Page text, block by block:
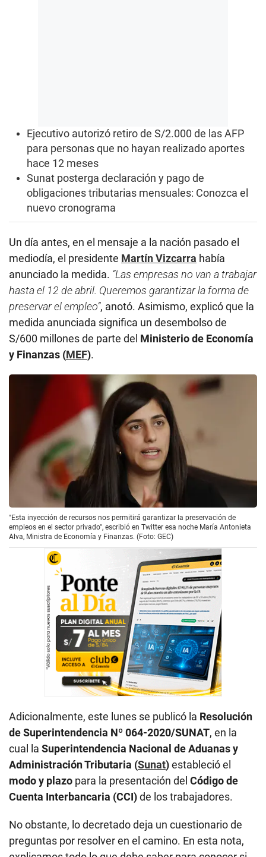
Ejecutivo autorizó retiro de S/2.000 de las AFP
para personas que no hayan realizado aportes
hace 12 meses
Sunat posterga declaración y pago de
obligaciones tributarias mensuales: Conozca el
nuevo cronograma
Un día antes, en el mensaje a la nación pasado el
mediodía, el presidente Martín Vizcarra había
anunciado la medida. “Las empresas no van a trabajar
hasta el 12 de abril. Queremos garantizar la forma de
preservar el empleo”, anotó. Asimismo, explicó que la
medida anunciada significa un desembolso de
S/600 millones de parte del Ministerio de Economía
y Finanzas (MEF).
"Esta inyección de recursos nos permitirá garantizar la preservación de
empleos en el sector privado", escribió en Twitter esa noche María Antonieta
Alva, Ministra de Economía y Finanzas. (Foto: GEC)
Adicionalmente, este lunes se publicó la Resolución
de Superintendencia Nº 064-2020/SUNAT, en la
cual la Superintendencia Nacional de Aduanas y
Administración Tributaria (Sunat)estableció el
modo y plazo para la presentación del Código de
Cuenta Interbancaria (CCI)de los trabajadores.
No obstante, lo decretado deja un cuestionario de
preguntas por resolver en el camino. En esta nota,